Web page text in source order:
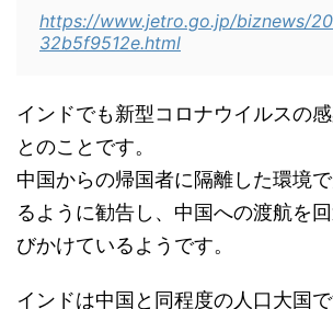
https://www.jetro.go.jp/biznews/
32b5f9512e.html
インドでも新型コロナウイルスの
とのことです。
中国からの帰国者に隔離した環境
るように勧告し、中国への渡航を
びかけているようです。
インドは中国と同程度の人口大国